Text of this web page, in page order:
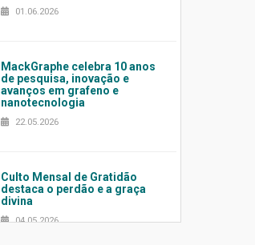
01.06.2026
MackGraphe celebra 10 anos
de pesquisa, inovação e
avanços em grafeno e
nanotecnologia
22.05.2026
Culto Mensal de Gratidão
destaca o perdão e a graça
divina
04.05.2026